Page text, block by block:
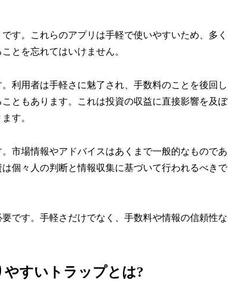
す。これらのアプリは手軽で使いやすいため、多く
とを忘れてはいけません。
利用者は手軽さに魅了され、手数料のことを後回し
ともあります。これは投資の収益に直接影響を及ぼ
す。
市場情報やアドバイスはあくまで一般的なものであ
個々人の判断と情報収集に基づいて行われるべきで
です。手軽さだけでなく、手数料や情報の信頼性な
すいトラップとは?